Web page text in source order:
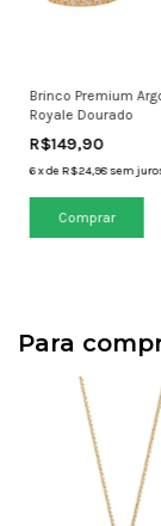
Brinco Premium
Royale Dourado
R$149,90
6xdeR$24,98sem
Para